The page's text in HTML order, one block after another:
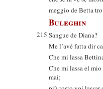
meggio de Betta
Buleghin
215 Sangue de Diana?
Me l’avé fatta dir
Che mi lassa
Che mi lassa el
mai;